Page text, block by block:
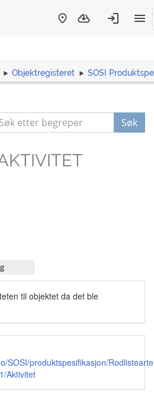
Objektregisteret SOSI
Søk
til objektet da det ble
SOSI/produktspesifikasjon/
Aktivitet